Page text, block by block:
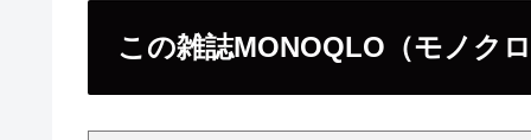
この雑誌MONOQLO（モノク